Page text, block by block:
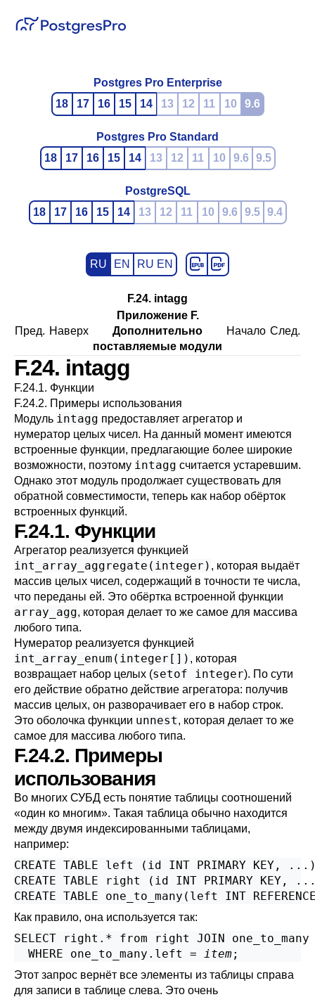
Postgres Pro Enterprise
18
17 16 15 14 13 12 11 10 9.6
Postgres Pro Standard
18
17 16 15 14 13 12 11 10 9.6 9.5
PostgreSQL
18
17 16 15 14 13 12 11 10 9.6 9.5 9.4
RU EN RU EN
F.24. intagg
Пред. Наверх
Приложение F.
Дополнительно
поставляемые модули
Начало След.
F.24. intagg
F.24.1. Функции
F.24.2. Примеры использования
Модуль intagg предоставляет агрегатор и
нумератор целых чисел. На данный момент имеются
встроенные функции, предлагающие более широкие
возможности, поэтому intagg считается устаревшим.
Однако этот модуль продолжает существовать для
обратной совместимости, теперь как набор обёрток
встроенных функций.
F.24.1. Функции
Агрегатор реализуется функцией
int_array_aggregate(integer) , которая выдаёт
массив целых чисел, содержащий в точности те числа,
что переданы ей. Это обёртка встроенной функции
array_agg, которая делает то же самое для массива
любого типа.
Нумератор реализуется функцией
int_array_enum(integer[]) , которая
возвращает набор целых (setof integer). По сути
его действие обратно действие агрегатора: получив
массив целых, он разворачивает его в набор строк.
Это оболочка функции unnest, которая делает то же
самое для массива любого типа.
F.24.2. Примеры
использования
Во многих СУБД есть понятие таблицы соотношений
«один ко многим». Такая таблица обычно находится
между двумя индексированными таблицами,
например:
CREATE TABLE left (id INT PRIMARY KEY,
CREATE TABLE right (id INT PRIMARY KEY,
CREATE TABLE one_to_many(left INT
Как правило, она используется так:
SELECT right.* from right JOIN
  WHERE one_to_many.left =
item;
Этот запрос вернёт все элементы из таблицы справа
для записи в таблице слева. Это очень